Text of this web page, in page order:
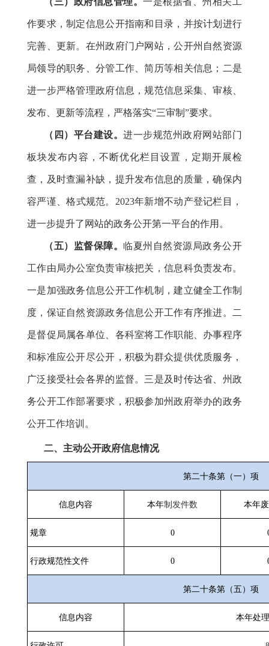
作要求，制定信息公开指南和目录，并按计划进行
完善、更新。在州政府门户网站，公开州自然资源
局领导的职务、分管工作、简历等相关信息；二是
进一步严格管理政府信息，规范信息采集、审核、
发布、更新等流程，严格落实“三审制”要求。
（四）平台建设。进一步规范州政府网站部门
板块发布内容，不断优化栏目设置，定期开展检
查，及时查漏补缺，提升发布信息的质量，确保内
容严谨、格式规范。2023年新增不动产登记栏目，
进一步提升了网站的政务公开第一平台的作用。
（五）监督保障。 临夏州自然资源局政务公开
工作由局办公室负责审核把关，信息科负责发布。
一是加强政务信息公开工作机制，建立健全工作制
度，保证自然资源政务信息公开工作有序推进。二
是督促局属各单位、各科室将工作职能、办事程序
和标准应公开尽公开，积极为群众提供优质服务，
广泛接受社会各界的监督。三是及时传达省、州政
务公开工作部署要求，积极参加州政府举办的政务
公开工作培训。
二、主动公开政府信息情况
第二十条第（一）项
信息内容 本年制发件数 本年
规章 0
行政规范性文件 0
第二十条第（五）项
信息内容 本年处